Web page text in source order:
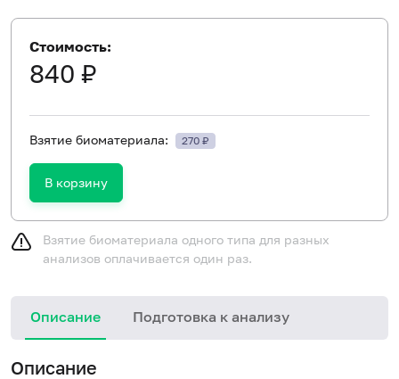
Стоимость:
840 ₽
Взятие биоматериала: 270 ₽
В корзину
Взятие биоматериала одного типа для разных
анализов оплачивается один раз.
Описание Подготовка к анализу
Описание